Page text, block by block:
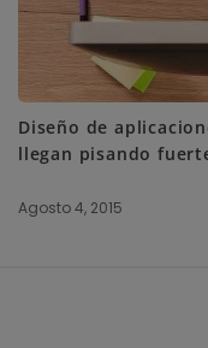
Diseño de
llegan pisando
Agosto 4, 2015